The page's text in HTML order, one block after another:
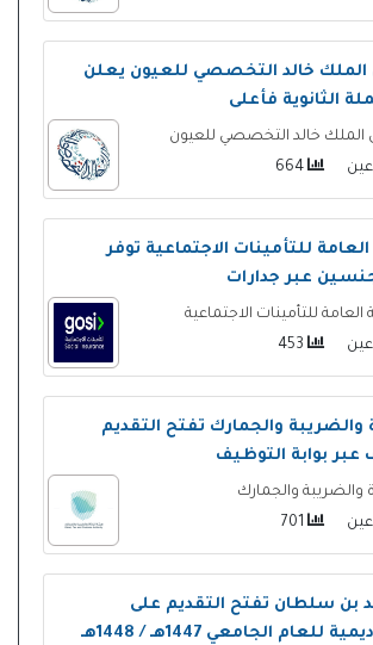
خالد التخصصي للعيون يعلن
الثانوية فأعلى
خالد التخصصي للعيون
للتأمينات الاجتماعية توفر
عبر جدارات
للتأمينات الاجتماعية
والضريبة والجمارك تفتح التقديم
بوابة التوظيف
والضريبة والجمارك
بن سلطان تفتح التقديم على
الجامعي 1447هـ / 1448هـ